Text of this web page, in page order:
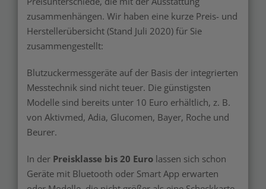
zusammenhängen. Wir haben eine kurze Preis- und
Herstellerübersicht (Stand Juli 2020) für Sie
zusammengestellt:
Blutzuckermessgeräte auf der Basis der integrierten
Messtechnik sind nicht teuer. Die günstigsten
Modelle sind bereits unter 10 Euro erhältlich, z. B.
von Aktivmed, Adia, Glucomen, Bayer, Roche und
Beurer.
In der Preisklasse bis 20 Euro lassen sich schon
Geräte mit Bluetooth oder Smart App erwarten